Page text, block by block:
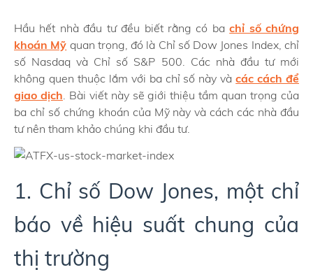
Hầu hết nhà đầu tư đều biết rằng có bachỉ số chứng
khoán Mỹ quan trọng, đó là Chỉ số Dow Jones Index, chỉ
số Nasdaq và Chỉ số S&P 500. Các nhà đầu tư mới
không quen thuộc lắm với ba chỉ số này vàcác cách để
giao dịch . Bài viết này sẽ giới thiệu tầm quan trọng của
ba chỉ số chứng khoán của Mỹ này và cách các nhà đầu
tư nên tham khảo chúng khi đầu tư.
1. Chỉ số Dow Jones, một chỉ
báo về hiệu suất chung của
thị trường